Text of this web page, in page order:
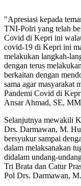
″Apresiasi kepada
TNI-Polri yang telah
Covid di Kepri ini
covid-19 di Kepri ini
melakukan langkah-
dengan terus
berkaitan dengan
sama agar masyarakat
Pandemi Covid di
Ansar Ahmad, SE,
Selanjutnya mewakili
Drs. Darmawan, M.
bersyukur sampai
dalam melaksanakan
didalam undang-
Tri Brata dan Catur
Pol Drs. Darmawan,